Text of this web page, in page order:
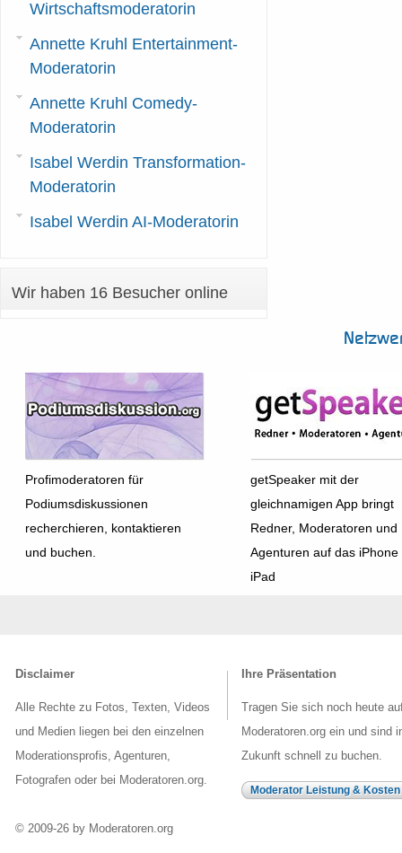
Wirtschaftsmoderatorin
Annette Kruhl Entertainment-
Moderatorin
Annette Kruhl Comedy-
Moderatorin
Isabel Werdin Transformation-
Moderatorin
Isabel Werdin AI-Moderatorin
Wir haben 16 Besucher online
Profimoderatoren für
Podiumsdiskussionen
recherchieren, kontaktieren
und buchen.
getSpeaker mit der
gleichnamigen App bringt
Redner, Moderatoren und
Agenturen auf das iPhone
iPad
Disclaimer
Alle Rechte zu Fotos, Texten, Videos
und Medien liegen bei den einzelnen
Moderationsprofis, Agenturen,
Fotografen oder bei Moderatoren.org.
© 2009-26 by Moderatoren.org
Ihre Präsentation
Tragen Sie sich noch heute
Moderatoren.org ein und sind
Zukunft schnell zu buchen.
Moderator Leistung & Kosten